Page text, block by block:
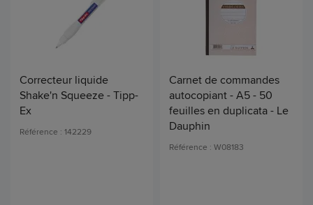
Correcteur liquide
Shake'n Squeeze - Tipp-
Ex
Référence : 142229
Carnet de commandes
autocopiant - A5 - 50
feuilles en duplicata - Le
Dauphin
Référence : W08183